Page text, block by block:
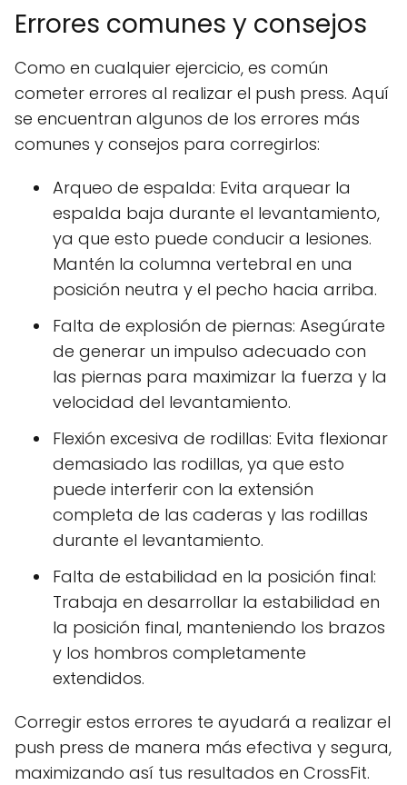
Errores comunes y consejos
Como en cualquier ejercicio, es común
cometer errores al realizar el push press. Aquí
se encuentran algunos de los errores más
comunes y consejos para corregirlos:
Arqueo de espalda: Evita arquear la
espalda baja durante el levantamiento,
ya que esto puede conducir a lesiones.
Mantén la columna vertebral en una
posición neutra y el pecho hacia arriba.
Falta de explosión de piernas: Asegúrate
de generar un impulso adecuado con
las piernas para maximizar la fuerza y la
velocidad del levantamiento.
Flexión excesiva de rodillas: Evita flexionar
demasiado las rodillas, ya que esto
puede interferir con la extensión
completa de las caderas y las rodillas
durante el levantamiento.
Falta de estabilidad en la posición final:
Trabaja en desarrollar la estabilidad en
la posición final, manteniendo los brazos
y los hombros completamente
extendidos.
Corregir estos errores te ayudará a realizar el
push press de manera más efectiva y segura,
maximizando así tus resultados en CrossFit.